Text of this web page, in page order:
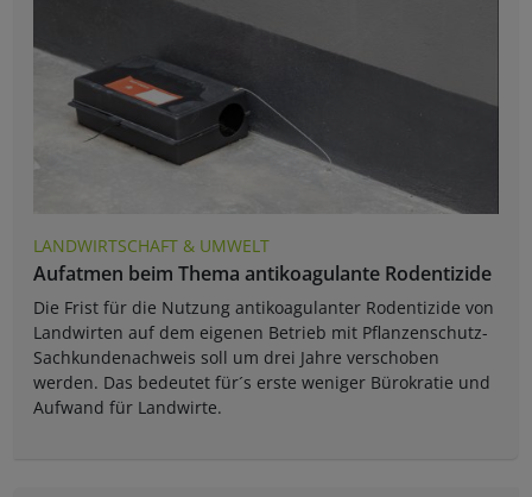
LANDWIRTSCHAFT & UMWELT
Aufatmen beim Thema antikoagulante Rodentizide
Die Frist für die Nutzung antikoagulanter Rodentizide von
Landwirten auf dem eigenen Betrieb mit Pflanzenschutz-
Sachkundenachweis soll um drei Jahre verschoben
werden. Das bedeutet für´s erste weniger Bürokratie und
Aufwand für Landwirte.